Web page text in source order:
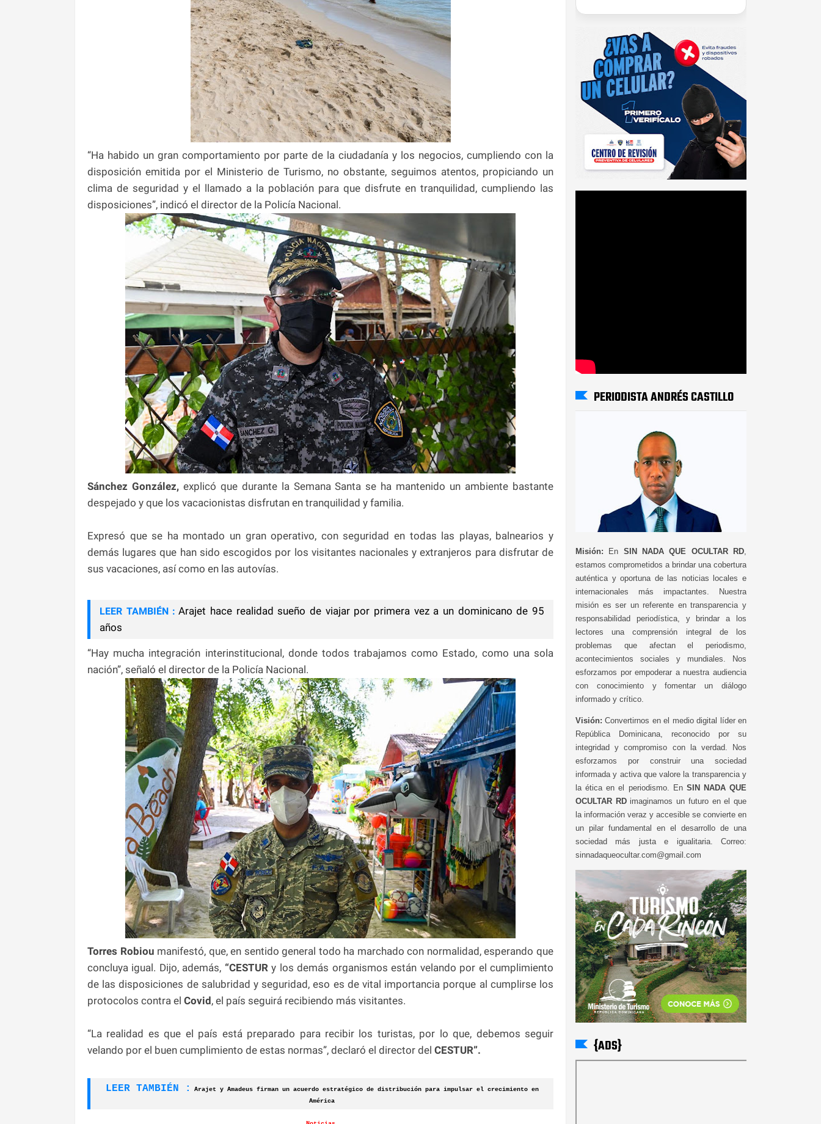
“Ha habido un gran comportamiento por parte de la ciudadanía y los negocios, cumpliendo con la
disposición emitida por el Ministerio de Turismo, no obstante, seguimos atentos, propiciando un
clima de seguridad y el llamado a la población para que disfrute en tranquilidad, cumpliendo las
disposiciones”, indicó el director de la Policía Nacional.
Sánchez González, explicó que durante la Semana Santa se ha mantenido un ambiente bastante
despejado y que los vacacionistas disfrutan en tranquilidad y familia.
Expresó que se ha montado un gran operativo, con seguridad en todas las playas, balnearios y
demás lugares que han sido escogidos por los visitantes nacionales y extranjeros para disfrutar de
sus vacaciones, así como en las autovías.
LEER TAMBIÉN : Arajet hace realidad sueño de viajar por primera vez a un dominicano de 95
años
“Hay mucha integración interinstitucional, donde todos trabajamos como Estado, como una sola
nación”, señaló el director de la Policía Nacional.
Torres Robiou manifestó, que, en sentido general todo ha marchado con normalidad, esperando que
concluya igual. Dijo, además, “CESTUR y los demás organismos están velando por el cumplimiento
de las disposiciones de salubridad y seguridad, eso es de vital importancia porque al cumplirse los
protocolos contra el Covid, el país seguirá recibiendo más visitantes.
“La realidad es que el país está preparado para recibir los turistas, por lo que, debemos seguir
velando por el buen cumplimiento de estas normas”, declaró el director del CESTUR”.
LEER TAMBIÉN :
Arajet y Amadeus firman un acuerdo estratégico de distribución para impulsar el crecimiento en
América
PERIODISTA ANDRÉS CASTILLO
Misión: En SIN NADA QUE OCULTAR RD
estamos comprometidos a brindar una cobertura
auténtica y oportuna de las noticias locales e
internacionales más impactantes. Nuestra
misión es ser un referente en transparencia y
responsabilidad periodística, y brindar a los
lectores una comprensión integral de los
problemas que afectan el periodismo,
acontecimientos sociales y mundiales. Nos
esforzamos por empoderar a nuestra audiencia
con conocimiento y fomentar un diálogo
informado y crítico.
Visión: Convertirnos en el medio digital líder en
República Dominicana, reconocido por su
integridad y compromiso con la verdad. Nos
esforzamos por construir una sociedad
informada y activa que valore la transparencia y
la ética en el periodismo. En SIN NADA QUE
OCULTAR RDimaginamos un futuro en el que
la información veraz y accesible se convierte en
un pilar fundamental en el desarrollo de una
sociedad más justa e igualitaria. Correo:
sinnadaqueocultar.com@gmail.com
{ADS}